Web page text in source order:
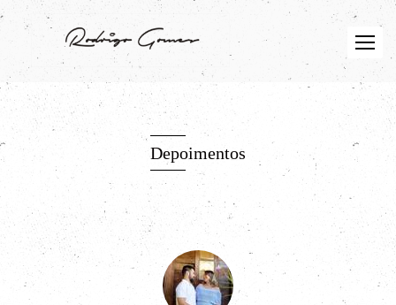
Depoimentos